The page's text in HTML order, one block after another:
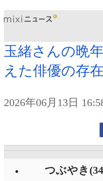
玉緒さんの晩
えた俳優の存在
2026年06月13日
つぶやき